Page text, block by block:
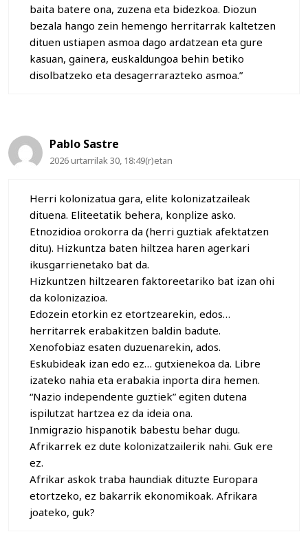
baita batere ona, zuzena eta bidezkoa. Diozun
bezala hango zein hemengo herritarrak kaltetzen
dituen ustiapen asmoa dago ardatzean eta gure
kasuan, gainera, euskaldungoa behin betiko
disolbatzeko eta desagerrarazteko asmoa.”
Pablo Sastre
2026 urtarrilak 30, 18:49(r)etan
Herri kolonizatua gara, elite kolonizatzaileak
dituena. Eliteetatik behera, konplize asko.
Etnozidioa orokorra da (herri guztiak afektatzen
ditu). Hizkuntza baten hiltzea haren agerkari
ikusgarrienetako bat da.
Hizkuntzen hiltzearen faktoreetariko bat izan ohi
da kolonizazioa.
Edozein etorkin ez etortzearekin, edos…
herritarrek erabakitzen baldin badute.
Xenofobiaz esaten duzuenarekin, ados.
Eskubideak izan edo ez… gutxienekoa da. Libre
izateko nahia eta erabakia inporta dira hemen.
“Nazio independente guztiek” egiten dutena
ispilutzat hartzea ez da ideia ona.
Inmigrazio hispanotik babestu behar dugu.
Afrikarrek ez dute kolonizatzailerik nahi. Guk ere
ez.
Afrikar askok traba haundiak dituzte Europara
etortzeko, ez bakarrik ekonomikoak. Afrikara
joateko, guk?